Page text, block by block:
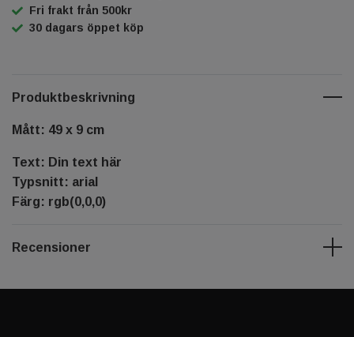
Fri frakt från 500kr
30 dagars öppet köp
Produktbeskrivning
Mått: 49 x 9 cm
Text: Din text här
Typsnitt: arial
Färg: rgb(0,0,0)
Recensioner